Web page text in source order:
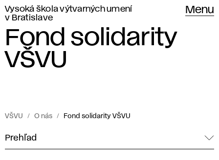
Vysoká škola výtvarných umení
v Bratislave
Menu
Fond solidarity
VŠVU
VŠVU O nás Fond solidarity VŠVU
Prehľad